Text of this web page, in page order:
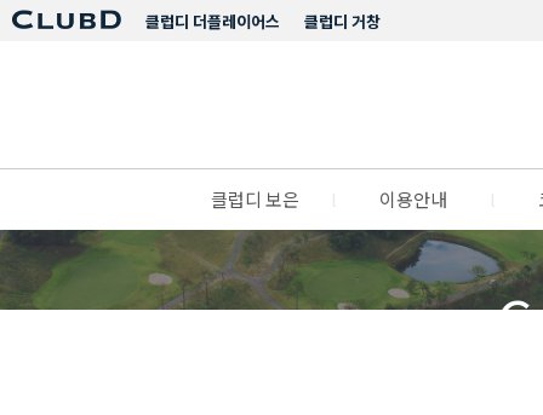
클럽디 거창
클럽디 더플레이어스
클럽디 보은 이용안내